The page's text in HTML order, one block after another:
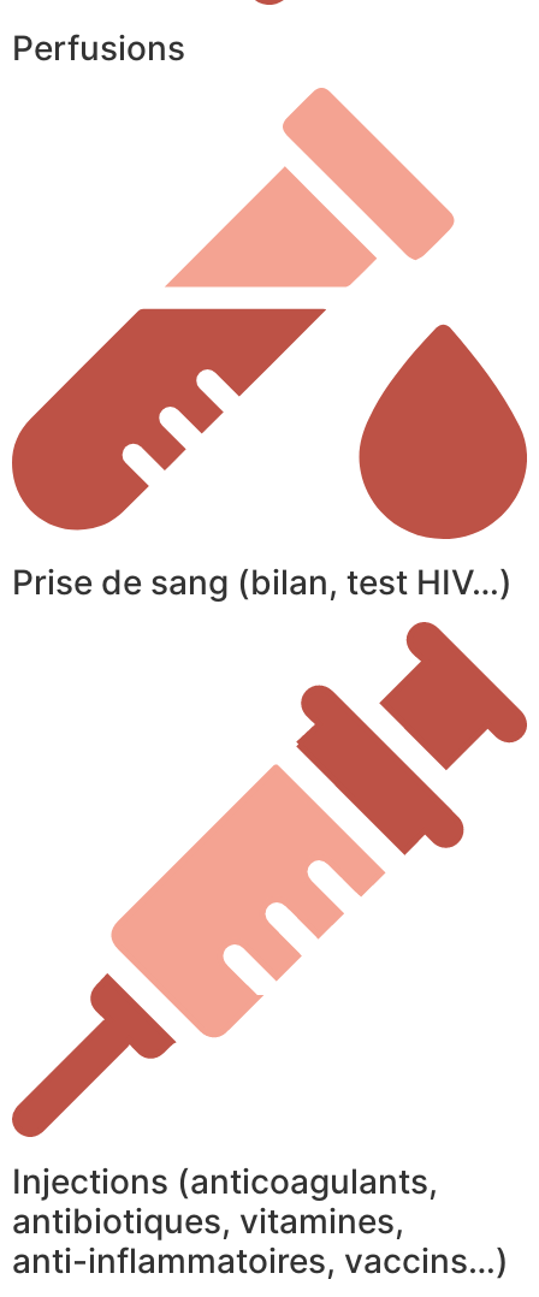
Perfusions
Prise de sang (bilan, test HIV…)
Injections (anticoagulants,
antibiotiques, vitamines,
anti-inflammatoires, vaccins…)